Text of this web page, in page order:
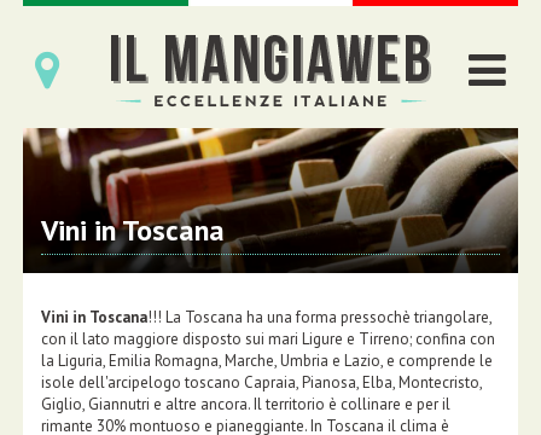
Vini in Toscana
Vini in Toscana!!! La Toscana ha una forma pressochè triangolare,
con il lato maggiore disposto sui mari Ligure e Tirreno; confina con
la Liguria, Emilia Romagna, Marche, Umbria e Lazio, e comprende le
isole dell'arcipelogo toscano Capraia, Pianosa, Elba, Montecristo,
Giglio, Giannutri e altre ancora. Il territorio è collinare e per il
rimante 30% montuoso e pianeggiante. In Toscana il clima è